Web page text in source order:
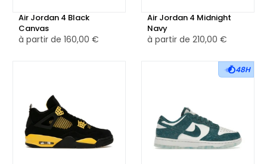
construction soignée. Cette chaussure promet de devenir
un incontournable de la saison hivernale, en alliant style et
confort pour toutes les occasions.
Air Jordan 4 Black
Canvas
à partir de 160,00 €
Air Jordan 4 Midnight
Navy
à partir de 210,00 €
48H